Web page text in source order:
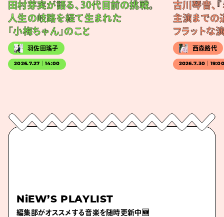
田村芽実が語る、30代目前の挑戦。
人生の岐路を経て生まれた
「小梅ちゃん」のこと
羽佐田瑤子
2026.7.27｜14:00
古川琴音、
主演までの
フラットな
西森路代
2026.7.30｜
NiEW’S PLAYLIST
編集部がオススメする音楽を随時更新中🆕